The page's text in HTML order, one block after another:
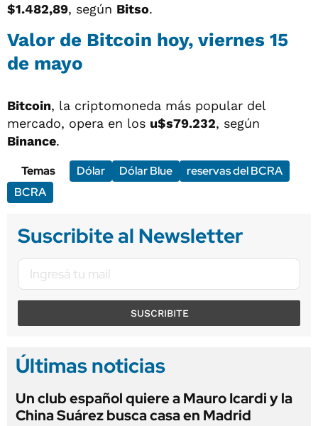
$1.482,89, según Bitso.
Valor de Bitcoin hoy, viernes 15
de mayo
Bitcoin, la criptomoneda más popular del
mercado, opera en los u$s79.232, según
Binance.
Temas
Dólar Dólar Blue
reservas del BCRA
BCRA
Suscribite al Newsletter
SUSCRIBITE
Últimas noticias
Un club español quiere a Mauro Icardi y la
China Suárez busca casa en Madrid